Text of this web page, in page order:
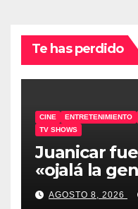
Te has perdido
CINE ENTRETENIMIENTO
TV SHOWS
Juanicar
«ojalá la
odiar tanto»
AGOSTO 8, 2026